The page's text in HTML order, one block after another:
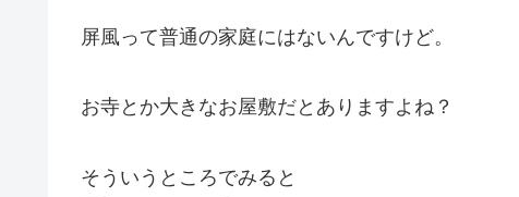
屏風って普通の家庭にはないんですけど。
お寺とか大きなお屋敷だとありますよね？
そういうところでみると